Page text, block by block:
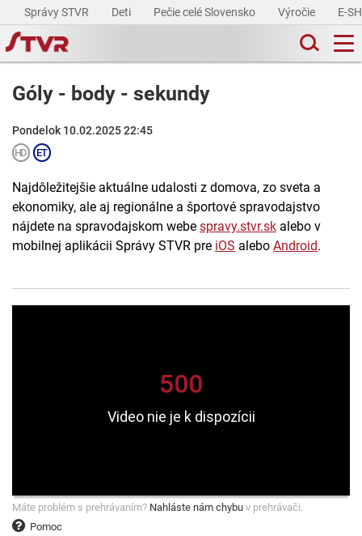
Správy STVR Deti Pečie celé Slovensko Výročie E-
Góly - body - sekundy
Pondelok 10.02.2025 22:45
Najdôležitejšie aktuálne udalosti z domova, zo sveta a
ekonomiky, ale aj regionálne a športové spravodajstvo
nájdete na spravodajskom webe spravy.stvr.sk alebo v
mobilnej aplikácii Správy STVR pre iOS alebo Android.
Pomoc
Máte problém s prehrávaním? Nahláste nám chybu v prehrávači.